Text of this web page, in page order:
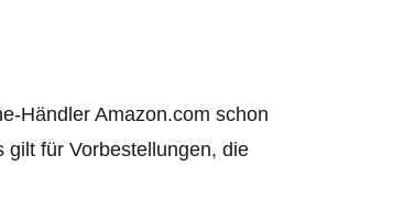
Händler Amazon.com schon
gilt für Vorbestellungen, die